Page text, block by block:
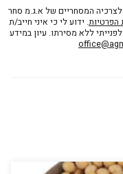
המסחריים של א.ג.מ סחר
הפרטיות. ידוע לי כי איני חייב/ת
ללא מסירתו. עיון במידע